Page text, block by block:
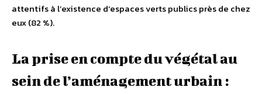
attentifs à l’existence d’espaces verts publics près de chez
eux (82 %).
La prise en compte du végétal au
sein de l’aménagement urbain :